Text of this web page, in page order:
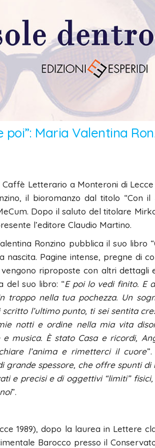
poi”: Maria Valentina
Caffè Letterario a Monteroni di
il bioromanzo dal titolo “Con
Dopo il saluto del titolare
l’editore Claudio Martino.
Ronzino pubblica il suo libro
Pagine intense, pregne di
riproposte con altri dettagli
del suo libro: “E poi lo vedi finito. E
troppo nella tua pochezza. Un
l’ultimo punto, ti sei sentita
notti e ordine nella mia vita
e musica. È stato Casa e ricordi,
l’anima e rimetterci il cuore
grande spessore, che offre spunti
e precisi e di oggettivi “limiti”
”.
1989), dopo la laurea in Lettere
Barocco presso il